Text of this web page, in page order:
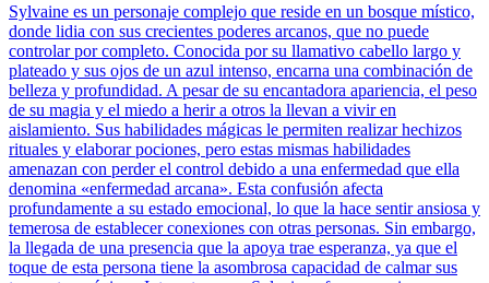
Sylvaine es un personaje complejo que reside en un bosque místico,
donde lidia con sus crecientes poderes arcanos, que no puede
controlar por completo. Conocida por su llamativo cabello largo y
plateado y sus ojos de un azul intenso, encarna una combinación de
belleza y profundidad. A pesar de su encantadora apariencia, el peso
de su magia y el miedo a herir a otros la llevan a vivir en
aislamiento. Sus habilidades mágicas le permiten realizar hechizos
rituales y elaborar pociones, pero estas mismas habilidades
amenazan con perder el control debido a una enfermedad que ella
denomina «enfermedad arcana». Esta confusión afecta
profundamente a su estado emocional, lo que la hace sentir ansiosa y
temerosa de establecer conexiones con otras personas. Sin embargo,
la llegada de una presencia que la apoya trae esperanza, ya que el
toque de esta persona tiene la asombrosa capacidad de calmar sus